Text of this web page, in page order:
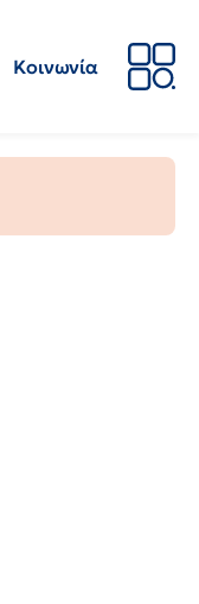
Κοινωνία